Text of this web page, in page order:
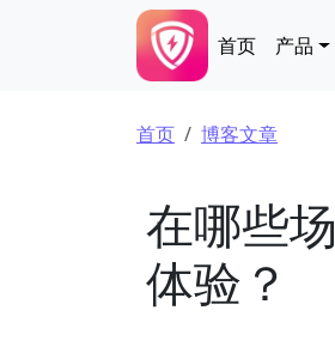
Main
首页 产品
面包屑
首页 博客文章
在哪些
体验？